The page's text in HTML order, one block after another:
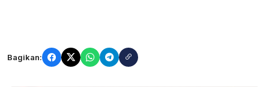
Bagikan: